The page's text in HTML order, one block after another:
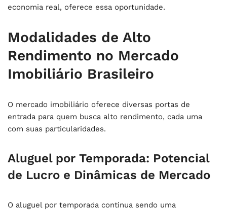
economia real, oferece essa oportunidade.
Modalidades de Alto
Rendimento no Mercado
Imobiliário Brasileiro
O mercado imobiliário oferece diversas portas de
entrada para quem busca alto rendimento, cada uma
com suas particularidades.
Aluguel por Temporada: Potencial
de Lucro e Dinâmicas de Mercado
O aluguel por temporada continua sendo uma